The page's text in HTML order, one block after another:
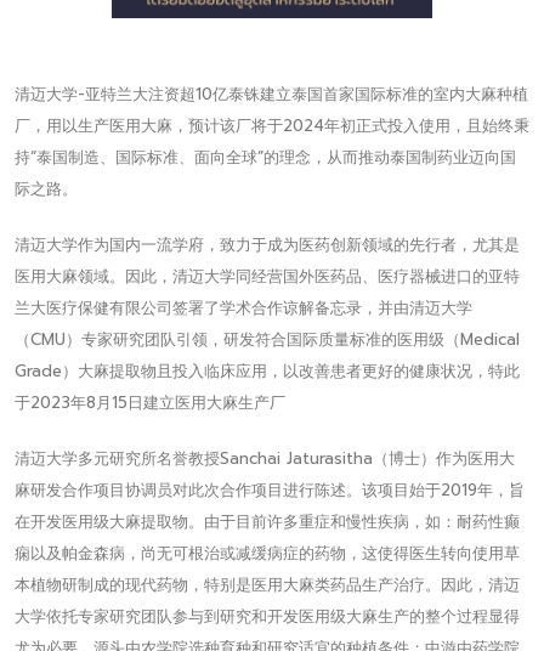
清迈大学-亚特兰大注资超10亿泰铢建立泰国首家国际标准的室内大麻种植
厂，用以生产医用大麻，预计该厂将于2024年初正式投入使用，且始终秉
持“泰国制造、国际标准、面向全球”的理念，从而推动泰国制药业迈向国
际之路。
清迈大学作为国内一流学府，致力于成为医药创新领域的先行者，尤其是
医用大麻领域。因此，清迈大学同经营国外医药品、医疗器械进口的亚特
兰大医疗保健有限公司签署了学术合作谅解备忘录，并由清迈大学
（CMU）专家研究团队引领，研发符合国际质量标准的医用级（Medical
Grade）大麻提取物且投入临床应用，以改善患者更好的健康状况，特此
于2023年8月15日建立医用大麻生产厂
清迈大学多元研究所名誉教授Sanchai Jaturasitha（博士）作为医用大
麻研发合作项目协调员对此次合作项目进行陈述。该项目始于2019年，旨
在开发医用级大麻提取物。由于目前许多重症和慢性疾病，如：耐药性癫
痫以及帕金森病，尚无可根治或减缓病症的药物，这使得医生转向使用草
本植物研制成的现代药物，特别是医用大麻类药品生产治疗。因此，清迈
大学依托专家研究团队参与到研究和开发医用级大麻生产的整个过程显得